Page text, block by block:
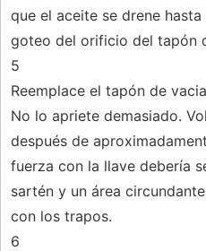
que el aceite se drene
goteo del orificio del tapón
5
Reemplace el tapón de
No lo apriete demasiado.
después de
fuerza con la llave debería
sartén y un área
con los trapos.
6